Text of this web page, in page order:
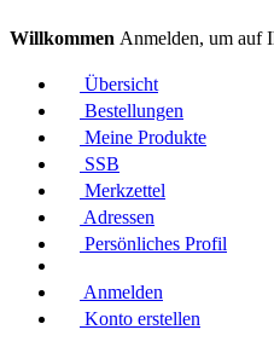
Willkommen Anmelden, um auf
Übersicht
Bestellungen
Meine Produkte
SSB
Merkzettel
Adressen
Persönliches Profil
Anmelden
Konto erstellen